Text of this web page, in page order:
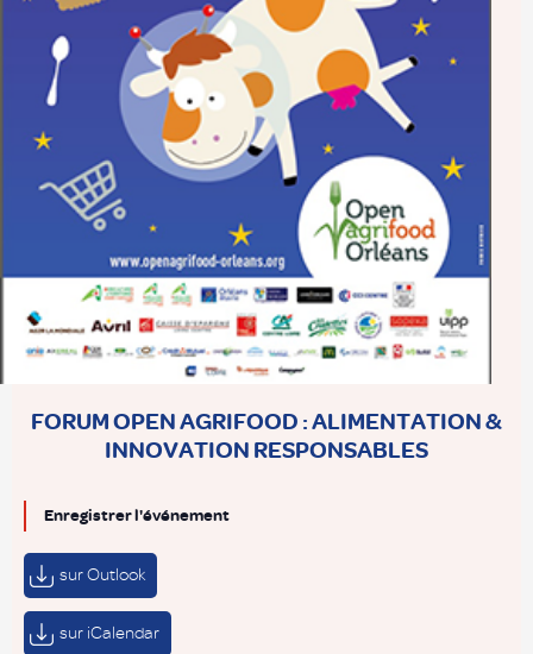
FORUM OPEN AGRIFOOD : ALIMENTATION &
INNOVATION RESPONSABLES
Enregistrer l'événement
sur Outlook
sur iCalendar